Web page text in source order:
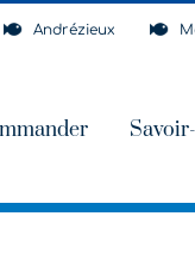
Andrézieux